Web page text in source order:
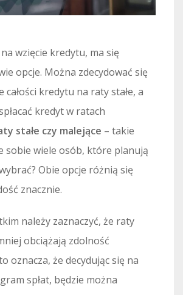
wzięcie kredytu, ma się
opcje. Można zdecydować się
całości kredytu na raty stałe, a
kredyt w ratach
stałe czy malejące – takie
sobie wiele osób, które planują
Obie opcje różnią się
znacznie.
należy zaznaczyć, że raty
obciążają zdolność
oznacza, że decydując się na
spłat, będzie można